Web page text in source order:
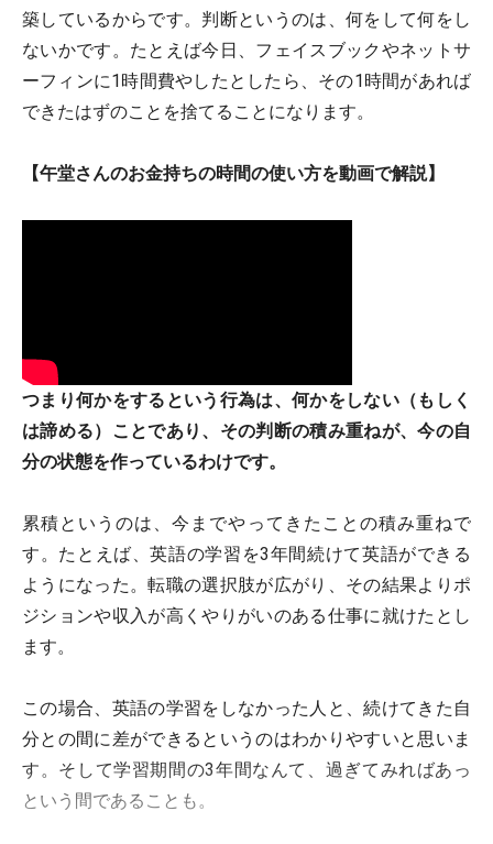
築しているからです。判断というのは、何をして何をし
ないかです。たとえば今日、フェイスブックやネットサ
ーフィンに1時間費やしたとしたら、その1時間があれば
できたはずのことを捨てることになります。
【午堂さんのお金持ちの時間の使い方を動画で解説】
つまり何かをするという行為は、何かをしない（もしく
は諦める）ことであり、その判断の積み重ねが、今の自
分の状態を作っているわけです。
累積というのは、今までやってきたことの積み重ねで
す。たとえば、英語の学習を3年間続けて英語ができる
ようになった。転職の選択肢が広がり、その結果よりポ
ジションや収入が高くやりがいのある仕事に就けたとし
ます。
この場合、英語の学習をしなかった人と、続けてきた自
分との間に差ができるというのはわかりやすいと思いま
す。そして学習期間の3年間なんて、過ぎてみればあっ
という間であることも。